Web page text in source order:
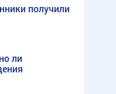
получили
ли